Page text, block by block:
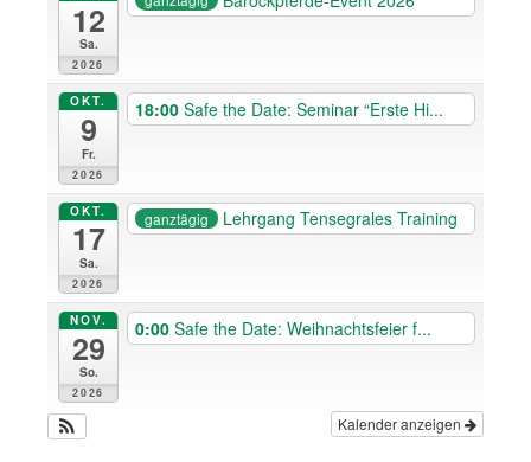
12
Sa.
2026
OKT.
9
Fr.
2026
18:00 Safe the Date: Seminar “Erste Hi...
OKT.
17
Sa.
2026
ganztägig Lehrgang Tensegrales Training
NOV.
29
So.
2026
0:00 Safe the Date: Weihnachtsfeier f...
Kalender anzeigen